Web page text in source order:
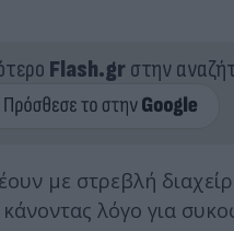
Flash.grστην
με στρεβλή
λόγο για